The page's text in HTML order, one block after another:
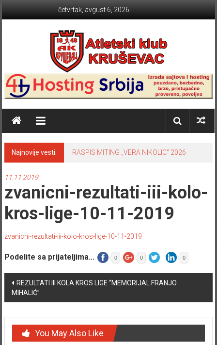
četvrtak, avgust 6, 2026
Atletski klub KRUŠEVAC
Najnovije vesti: RASPIS MITING „VERA NIKOLIC“ 2026
11.11.2019.
zvanicni-rezultati-iii-kolo-
kros-lige-10-11-2019
zvanicni-rezultati-iii-kolo-kros-lige-10-11-2019
Podelite sa prijateljima... 0 0 0
Post navigation
REZULTATI III KOLA KROS LIGE “MEMORIJAL FRANJO
MIHALIĆ”
You May Also Like